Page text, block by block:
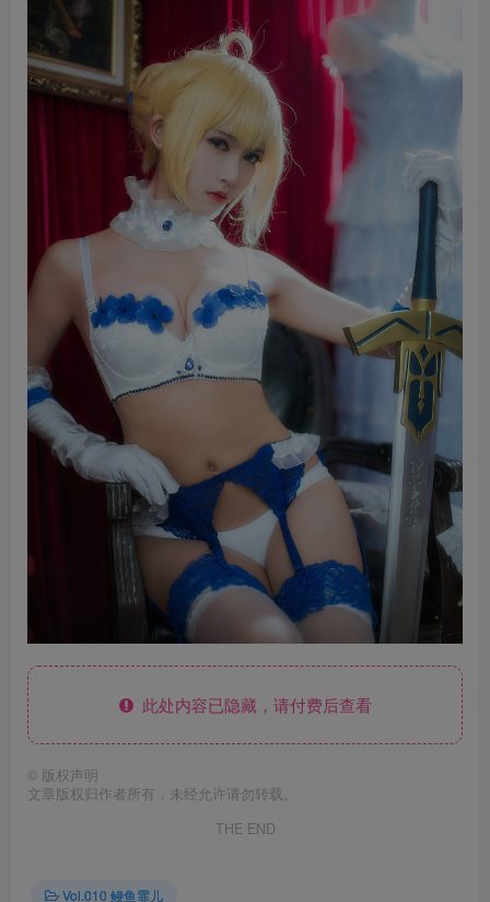
此处内容已隐藏，请付费后查看
© 版权声明
文章版权归作者所有，未经允许请勿转载。
THE END
Vol.010 鳗鱼霏儿